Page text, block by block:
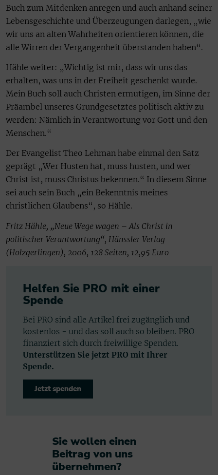
Buch zum Mitdenken anregen und auch anhand seiner
Lebensgeschichte und Überzeugungen darlegen, „wie
wir uns an alten Wahrheiten orientieren können, die
alle Wirren der Vergangenheit überstanden haben“.
Hähle weiter: „Wichtig ist mir, dass wir uns das
erhalten, was uns in der Freiheit geschenkt wurde.
Mein Buch soll auch Christen ermutigen, im Sinne der
Präambel unseres Grundgesetztes politisch aktiv zu
werden: Nämlich in Verantwortung vor Gott und den
Menschen.“
Der Evangelist Theo Lehman habe einmal den Satz
geprägt „Wer Husten hat, muss husten, und wer
Christ ist, muss Christus bekennen.“ In diesem Sinne
sei auch sein Buch „ein Bekenntnis meines
christlichen Glaubens“, so Hähle.
Fritz Hähle, „Neue Wege wagen – Als Christ in
politischer Verantwortung“, Hänssler Verlag
(Holzgerlingen), 2006, 128 Seiten, 12,95 Euro
Helfen Sie PRO mit einer
Spende
Bei PRO sind alle Artikel frei zugänglich und
kostenlos - und das soll auch so bleiben. PRO
finanziert sich durch freiwillige Spenden.
Unterstützen Sie jetzt PRO mit Ihrer
Spende.
Jetzt spenden
Sie wollen einen
Beitrag von uns
übernehmen?​